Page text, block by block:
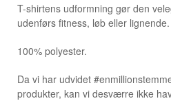
T-shirtens udformning gør den
udenførs fitness, løb eller lignende.
100% polyester.
Da vi har udvidet
produkter, kan vi desværre ikke